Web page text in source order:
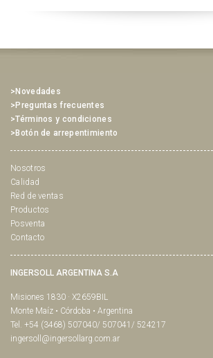
>Novedades
>Preguntas frecuentes
>Términos y condiciones
>Botón de arrepentimiento
Nosotros
Calidad
Red de ventas
Productos
Posventa
Contacto
INGERSOLL ARGENTINA S.A
Misiones 1830 · X2659BIL
Monte Maíz • Córdoba • Argentina
Tel. +54 (3468) 507040/ 507041/ 524217
ingersoll@ingersollarg.com.ar